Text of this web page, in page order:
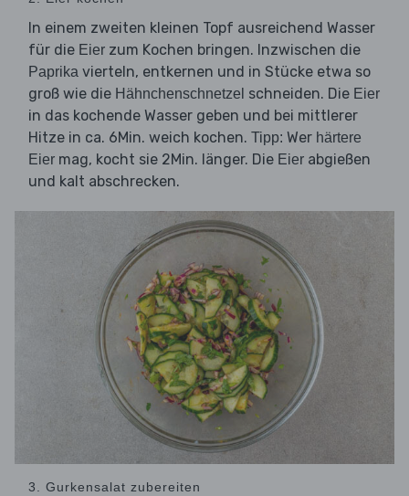
In einem zweiten kleinen Topf ausreichend Wasser
für die Eier zum Kochen bringen. Inzwischen die
Paprika vierteln, entkernen und in Stücke etwa so
groß wie die Hähnchenschnetzel schneiden. Die Eier
in das kochende Wasser geben und bei mittlerer
Hitze in ca. 6Min. weich kochen. Tipp: Wer härtere
Eier mag, kocht sie 2Min. länger. Die Eier abgießen
und kalt abschrecken.
3. Gurkensalat zubereiten